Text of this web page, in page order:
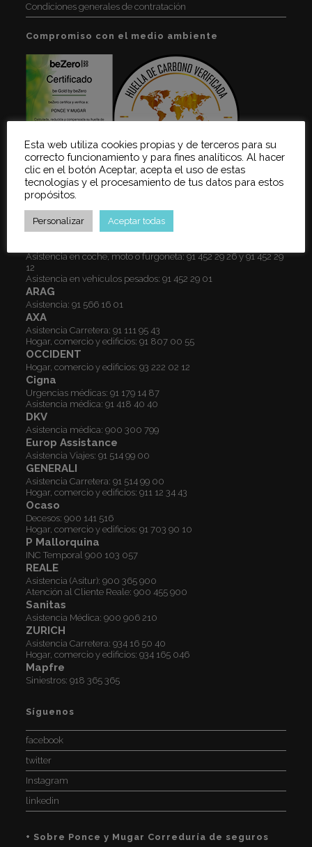
Condiciones generales de contratación
Compromiso con el medio ambiente
ALLIANZ
Asistencia en coche, moto o furgoneta:91 452 29 26y91 452 29
12
Asistencia en vehículos pesados:91 452 29 01
ARAG
Asistencia:91 566 16 01
AXA
Asistencia Carretera:91 111 95 43
Hogar, comercio y edificios:91 807 00 55
OCCIDENT
Hogar, comercio y edificios:93 222 02 12
Cigna
Urgencias médicas:91 179 14 87
Asistencia médica:91 418 40 40
DKV
Asistencia médica:900 300 799
Europ Assistance
Asistencia Viajes:91 514 99 00
GENERALI
Asistencia Carretera:91 514 99 00
Hogar, comercio y edificios:911 12 34 43
Ocaso
Decesos:900 141 516
Hogar, comercio y edificios:91 703 90 10
P Mallorquina
INC Temporal900 103 057
REALE
Asistencia (Asitur):900 365 900
Atención al Cliente Reale:900 455 900
Sanitas
Asistencia Médica:900 906 210
ZURICH
Asistencia Carretera:934 16 50 40
Hogar, comercio y edificios:934 165 046
Mapfre
Siniestros:918 365 365
Síguenos
facebook
twitter
Instagram
linkedin
+ Sobre Ponce y Mugar Correduría de seguros
Esta web utiliza cookies propias y de terceros para su
correcto funcionamiento y para fines analíticos. Al hacer
clic en el botón Aceptar, acepta el uso de estas
tecnologías y el procesamiento de tus datos para estos
propósitos.
Personalizar Aceptar todas